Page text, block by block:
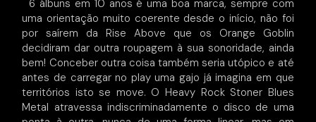
6 álbuns em 10 anos é uma boa marca, sempre com
uma orientação muito coerente desde o início, não foi
por saírem da Rise Above que os Orange Goblin
decidiram dar outra roupagem à sua sonoridade, ainda
bem! Conceber outra coisa também seria utópico e até
antes de carregar no play uma gajo já imagina em que
territórios isto se move. O Heavy Rock Stoner Blues
Metal atravessa indiscriminadamente o disco de uma